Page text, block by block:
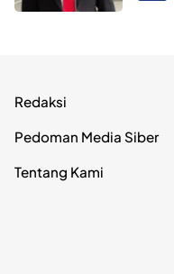
Redaksi
Pedoman Media Siber
Tentang Kami